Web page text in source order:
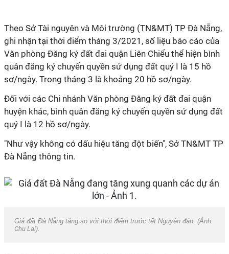
Theo Sở Tài nguyên và Môi trường (TN&MT) TP Đà Nẵng,
ghi nhận tại thời điểm tháng 3/2021, số liệu báo cáo của
Văn phòng Đăng ký đất đai quận Liên Chiểu thể hiện bình
quân đăng ký chuyển quyền sử dụng đất quý I là 15 hồ
sơ/ngày. Trong tháng 3 là khoảng 20 hồ sơ/ngày.
Đối với các Chi nhánh Văn phòng Đăng ký đất đai quận
huyện khác, bình quân đăng ký chuyển quyền sử dụng đất
quý I là 12 hồ sơ/ngày.
"Như vậy không có dấu hiệu tăng đột biến", Sở TN&MT TP
Đà Nẵng thông tin.
Giá đất Đà Nẵng tăng so với thời điểm trước tết Nguyên đán. (Ảnh:
Chu Lai).